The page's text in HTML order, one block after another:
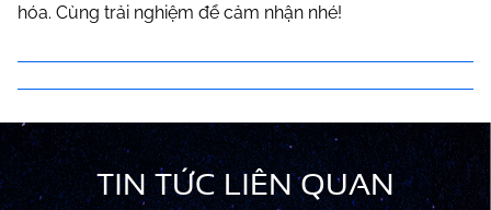
hóa. Cùng trải nghiệm để cảm nhận nhé!
TIN TỨC LIÊN QUAN